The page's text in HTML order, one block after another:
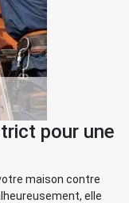
pour une
maison contre
elle